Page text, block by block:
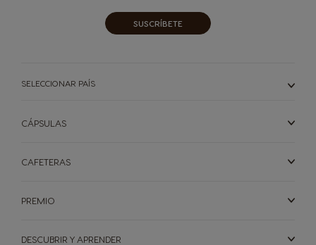
SUSCRÍBETE
SELECCIONAR PAÍS
CÁPSULAS
CAFETERAS
PREMIO
DESCUBRIR Y APRENDER